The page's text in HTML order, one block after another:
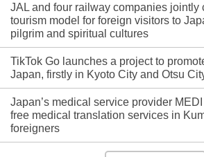
JAL and four railway companies jointly
tourism model for foreign visitors to
pilgrim and spiritual cultures
TikTok Go launches a project to
Japan, firstly in Kyoto City and Otsu
Japan’s medical service provider
free medical translation services in
foreigners